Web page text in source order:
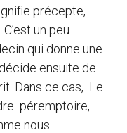
précepte,
un peu
qui donne une
ensuite de
Dans ce cas, Le
péremptoire,
nous